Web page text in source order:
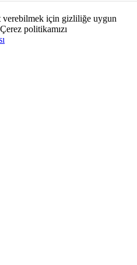
verebilmek için gizliliğe uygun
politikamızı